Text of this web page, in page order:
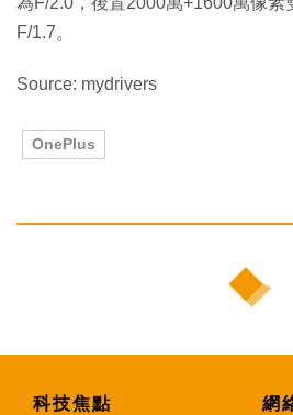
F/1.7。
Source: mydrivers
OnePlus
科技焦點 網